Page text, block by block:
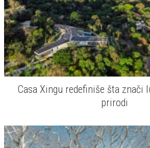
Casa Xingu redefiniše šta znači
prirodi